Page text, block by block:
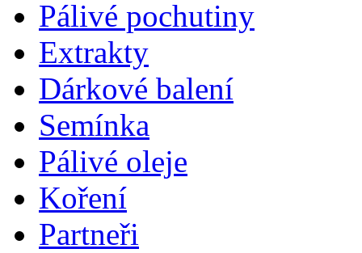
Pálivé pochutiny
Extrakty
Dárkové balení
Semínka
Pálivé oleje
Koření
Partneři